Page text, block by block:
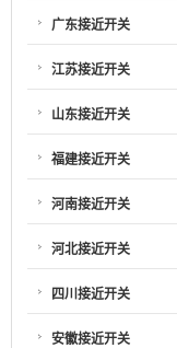
广东接近开关
江苏接近开关
山东接近开关
福建接近开关
河南接近开关
河北接近开关
四川接近开关
安徽接近开关